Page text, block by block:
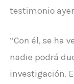
testimonio
“Con él, se ha
nadie podrá
investigación.